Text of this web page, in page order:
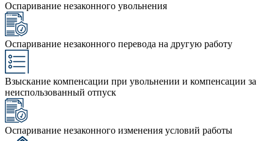
Оспаривание незаконного увольнения
Оспаривание незаконного перевода на другую работу
Взыскание компенсации при увольнении и компенсации за
неиспользованный отпуск
Оспаривание незаконного изменения условий работы